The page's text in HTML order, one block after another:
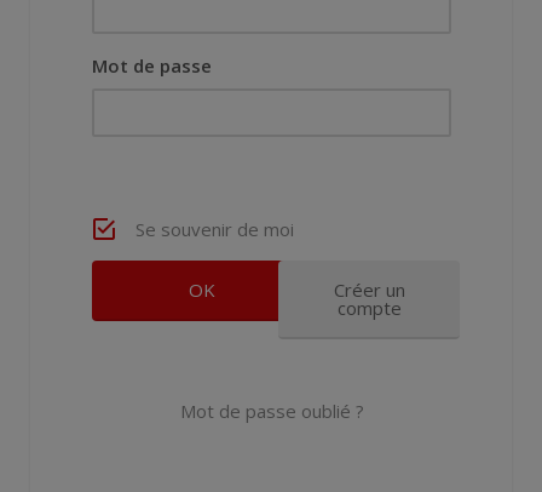
Mot de passe
Se souvenir de moi
Créer un
compte
Mot de passe oublié ?